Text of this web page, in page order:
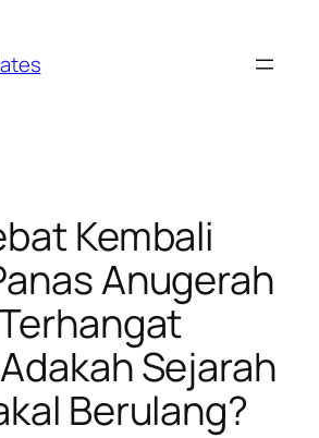
Kembali
Anugerah
Sejarah
Berulang?